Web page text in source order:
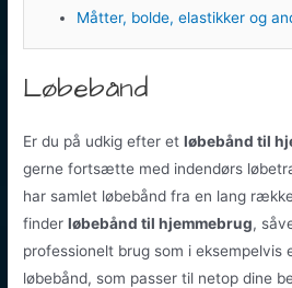
Måtter, bolde, elastikker og
Løbebånd
Er du på udkig efter etløbebånd til
gerne fortsætte med indendørs
har samlet løbebånd fra en lang
finderløbebånd til hjemmebrug,
professionelt brug som i eksempelvis
løbebånd, som passer til netop dine